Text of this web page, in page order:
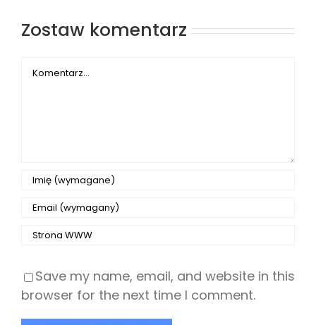
Zostaw komentarz
Comment
Save my name, email, and website in this
browser for the next time I comment.